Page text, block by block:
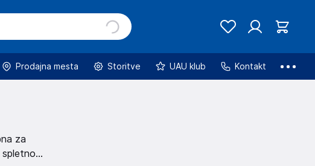
Prodajna mesta Storitve UAU klub Kontakt
za